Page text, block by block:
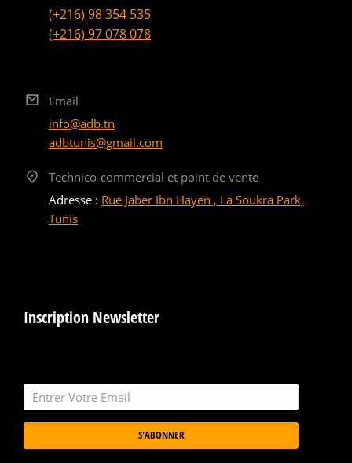
(+216) 98 354 535
(+216) 97 078 078
Email
info@adb.tn
adbtunis@gmail.com
Technico-commercial et point de vente
Adresse : Rue Jaber Ibn Hayen , La Soukra Park,
Tunis
Inscription Newsletter
S'ABONNER